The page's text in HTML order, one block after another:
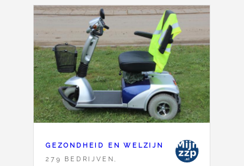
GEZONDHEID EN WELZIJN
279 BEDRIJVEN,